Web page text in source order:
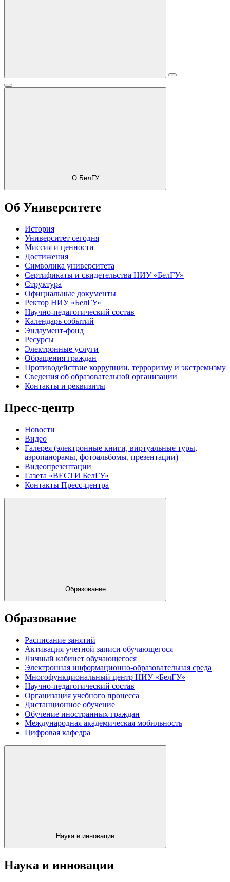
О БелГУ
Об Университете
История
Университет сегодня
Миссия и ценности
Достижения
Символика университета
Сертификаты и свидетельства НИУ «БелГУ»
Структура
Официальные документы
Ректор НИУ «БелГУ»
Научно-педагогический состав
Календарь событий
Эндаумент-фонд
Ресурсы
Электронные услуги
Обращения граждан
Противодействие коррупции, терроризму и экстремизму
Сведения об образовательной организации
Контакты и реквизиты
Пресс-центр
Новости
Видео
Галерея (электронные книги, виртуальные туры,
аэропанорамы, фотоальбомы, презентации)
Видеопрезентации
Газета «ВЕСТИ БелГУ»
Контакты Пресс-центра
Образование
Образование
Расписание занятий
Активация учетной записи обучающегося
Личный кабинет обучающегося
Электронная информационно-образовательная среда
Многофункциональный центр НИУ «БелГУ»
Научно-педагогический состав
Организация учебного процесса
Дистанционное обучение
Обучение иностранных граждан
Международная академическая мобильность
Цифровая кафедра
Наука и инновации
Наука и инновации